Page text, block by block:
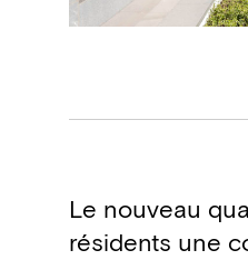
Détails
Le nouveau
résidents une